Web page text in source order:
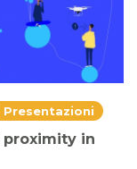
proximity in